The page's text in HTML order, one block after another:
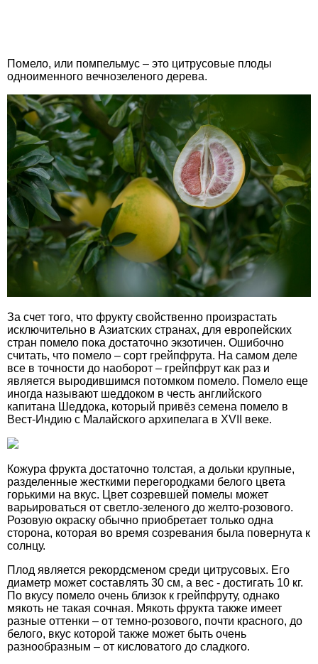
Помело, или помпельмус – это цитрусовые плоды
одноименного вечнозеленого дерева.
За счет того, что фрукту свойственно произрастать
исключительно в Азиатских странах, для европейских
стран помело пока достаточно экзотичен. Ошибочно
считать, что помело – сорт грейпфрута. На самом деле
все в точности до наоборот – грейпфрут как раз и
является выродившимся потомком помело. Помело еще
иногда называют шеддоком в честь английского
капитана Шеддока, который привёз семена помело в
Вест-Индию с Малайского архипелага в XVII веке.
Кожура фрукта достаточно толстая, а дольки крупные,
разделенные жесткими перегородками белого цвета
горькими на вкус. Цвет созревшей помелы может
варьироваться от светло-зеленого до желто-розового.
Розовую окраску обычно приобретает только одна
сторона, которая во время созревания была повернута к
солнцу.
Плод является рекордсменом среди цитрусовых. Его
диаметр может составлять 30 см, а вес - достигать 10 кг.
По вкусу помело очень близок к грейпфруту, однако
мякоть не такая сочная. Мякоть фрукта также имеет
разные оттенки – от темно-розового, почти красного, до
белого, вкус которой также может быть очень
разнообразным – от кисловатого до сладкого.